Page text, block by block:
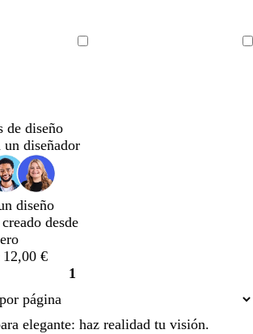
de diseño
un diseñador
diseño
desde
12,00 €
Página
1
elegante: haz realidad tu visión.